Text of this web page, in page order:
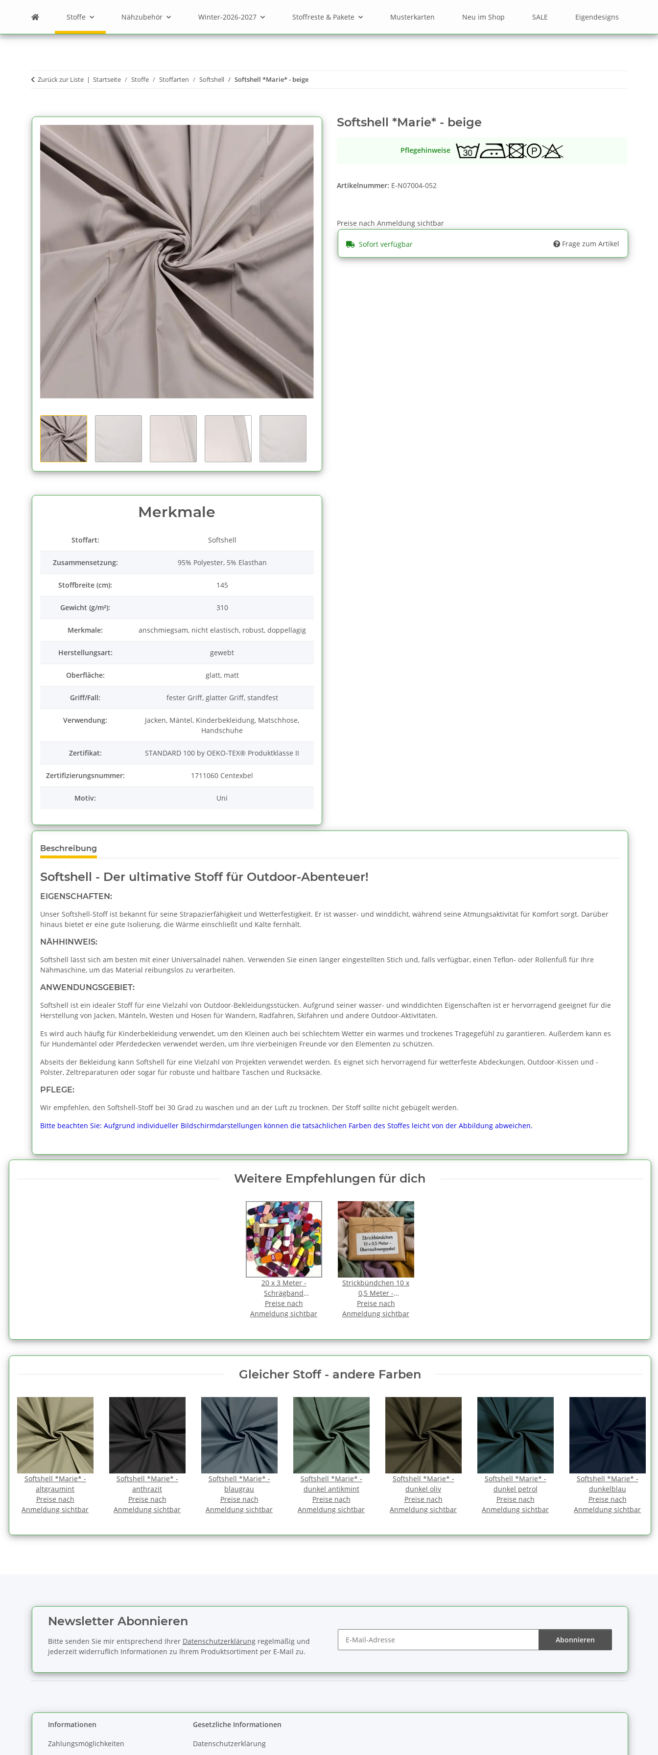
Stoffe Nähzubehör Winter-2026-2027 Stoffreste & Pakete Musterkarten Neu im Shop SALE Eigendesigns
Zurück zur Liste Startseite Stoffe Stoffarten Softshell Softshell *Marie* - beige
Merkmale
Stoffart: Softshell
Zusammensetzung: 95% Polyester, 5% Elasthan
Stoffbreite (cm): 145
Gewicht (g/m²): 310
Merkmale: anschmiegsam, nicht elastisch, robust, doppellagig
Herstellungsart: gewebt
Oberfläche: glatt, matt
Griff/Fall: fester Griff, glatter Griff, standfest
Verwendung:
Jacken, Mäntel, Kinderbekleidung, Matschhose,
Handschuhe
Zertifikat: STANDARD 100 by OEKO-TEX® Produktklasse II
Zertifizierungsnummer: 1711060 Centexbel
Motiv: Uni
Softshell *Marie* - beige
Pflegehinweise
Artikelnummer: E-N07004-052
Preise nach Anmeldung sichtbar
Sofort verfügbar Frage zum Artikel
Beschreibung
Softshell - Der ultimative Stoff für Outdoor-Abenteuer!
EIGENSCHAFTEN:
Unser Softshell-Stoff ist bekannt für seine Strapazierfähigkeit und Wetterfestigkeit. Er ist wasser- und winddicht, während seine Atmungsaktivität für Komfort sorgt. Darüber
hinaus bietet er eine gute Isolierung, die Wärme einschließt und Kälte fernhält.
NÄHHINWEIS:
Softshell lässt sich am besten mit einer Universalnadel nähen. Verwenden Sie einen länger eingestellten Stich und, falls verfügbar, einen Teflon- oder Rollenfuß für Ihre
Nähmaschine, um das Material reibungslos zu verarbeiten.
ANWENDUNGSGEBIET:
Softshell ist ein idealer Stoff für eine Vielzahl von Outdoor-Bekleidungsstücken. Aufgrund seiner wasser- und winddichten Eigenschaften ist er hervorragend geeignet für die
Herstellung von Jacken, Mänteln, Westen und Hosen für Wandern, Radfahren, Skifahren und andere Outdoor-Aktivitäten.
Es wird auch häufig für Kinderbekleidung verwendet, um den Kleinen auch bei schlechtem Wetter ein warmes und trockenes Tragegefühl zu garantieren. Außerdem kann es
für Hundemäntel oder Pferdedecken verwendet werden, um Ihre vierbeinigen Freunde vor den Elementen zu schützen.
Abseits der Bekleidung kann Softshell für eine Vielzahl von Projekten verwendet werden. Es eignet sich hervorragend für wetterfeste Abdeckungen, Outdoor-Kissen und -
Polster, Zeltreparaturen oder sogar für robuste und haltbare Taschen und Rucksäcke.
PFLEGE:
Wir empfehlen, den Softshell-Stoff bei 30 Grad zu waschen und an der Luft zu trocknen. Der Stoff sollte nicht gebügelt werden.
Bitte beachten Sie: Aufgrund individueller Bildschirmdarstellungen können die tatsächlichen Farben des Stoffes leicht von der Abbildung abweichen.
Weitere Empfehlungen für dich
20 x 3 Meter -
Schrägband
Baumwolle 1,2 cm
FARBMIX gefalzt
Preise nach
Anmeldung sichtbar
Strickbündchen 10 x
0,5 Meter -
Überraschnungspaket
Preise nach
Anmeldung sichtbar
Gleicher Stoff - andere Farben
Softshell *Marie* -
altgraumint
Preise nach
Anmeldung sichtbar
Softshell *Marie* -
anthrazit
Preise nach
Anmeldung sichtbar
Softshell *Marie* -
blaugrau
Preise nach
Anmeldung sichtbar
Softshell *Marie* -
dunkel antikmint
Preise nach
Anmeldung sichtbar
Softshell *Marie* -
dunkel oliv
Preise nach
Anmeldung sichtbar
Softshell *Marie* -
dunkel petrol
Preise nach
Anmeldung sichtbar
Softshell *Marie* -
dunkelblau
Preise nach
Anmeldung sichtbar
Newsletter Abonnieren
Bitte senden Sie mir entsprechend Ihrer Datenschutzerklärungregelmäßig und
jederzeit widerruflich Informationen zu Ihrem Produktsortiment per E-Mail zu.
Abonnieren
Informationen
Zahlungsmöglichkeiten
Gesetzliche Informationen
Datenschutzerklärung